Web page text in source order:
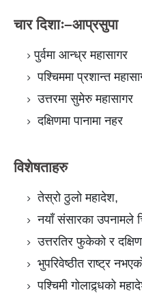
चार दिशाः–आप्रसुपा
पुर्वमा आन्ध्र महासागर
पश्चिममा प्रशान्त
उत्तरमा सुमेरु महासागर
दक्षिणमा पानामा नहर
विशेषताहरु
तेस्रो ठुलो महादेश,
नयाँ संसारका उपनामले
उत्तरतिर फुकेको र
भुपरिवेष्ठीत राष्ट्र
पश्चिमी गोलाद्र्धको